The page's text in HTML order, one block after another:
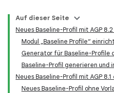
Auf dieser Seite
Neues Baseline-Profil mit AGP
Modul „Baseline Profile“
Generator für Baseline-Profile
Baseline-Profil generieren und
Neues Baseline-Profil mit AGP
Neues Baseline-Profil ohne